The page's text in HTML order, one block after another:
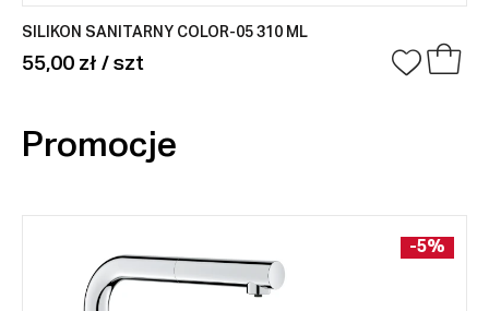
SILIKON SANITARNY COLOR-05 310 ML
55,00 zł / szt
Promocje
-5%